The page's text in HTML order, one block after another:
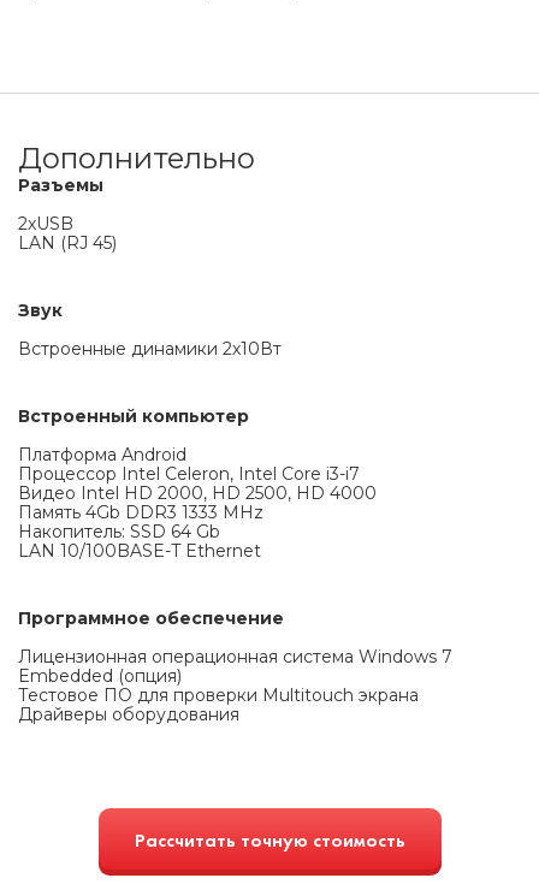
Дополнительно
Разъемы
2хUSB
LAN (RJ 45)
Звук
Встроенные динамики 2х10Вт
Встроенный компьютер
Платформа Android
Процессор Intel Celeron, Intel Core i3-i7
Видео Intel HD 2000, HD 2500, HD 4000
Память 4Gb DDR3 1333 MHz
Накопитель: SSD 64 Gb
LAN 10/100BASE-T Ethernet
Программное обеспечение
Лицензионная операционная система Windows 7
Embedded (опция)
Тестовое ПО для проверки Multitouch экрана
Драйверы оборудования
Рассчитать точную стоимость